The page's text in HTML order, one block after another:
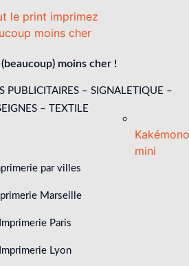
Kakémono
mini
moins cher !
PUBLICITAIRES – SIGNALETIQUE –
– TEXTILE
par villes
Marseille
Imprimerie Paris
Imprimerie Lyon